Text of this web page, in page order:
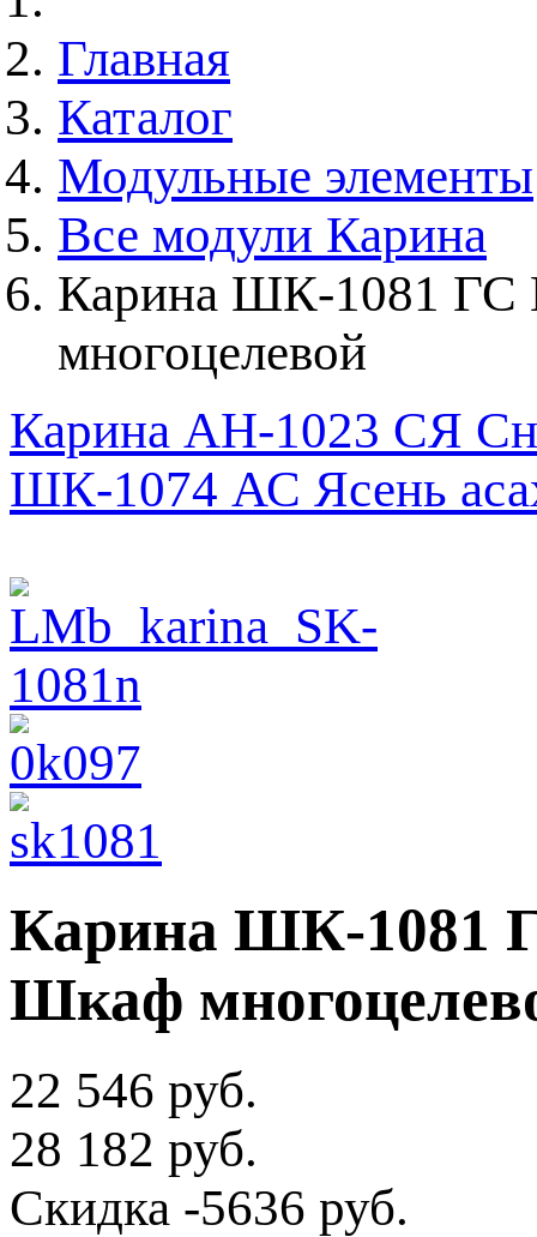
Главная
Каталог
Модульные элементы
Все модули Карина
Карина ШК-1081 ГС
многоцелевой
Карина АН-1023 СЯ
ШК-1074 АС Ясень
Карина ШК-1081
Шкаф
22 546 руб.
28 182 руб.
Скидка -5636 руб.